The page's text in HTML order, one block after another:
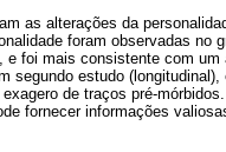
as alterações da
foram observadas no
foi mais consistente com um
segundo estudo
de traços pré-
fornecer informações